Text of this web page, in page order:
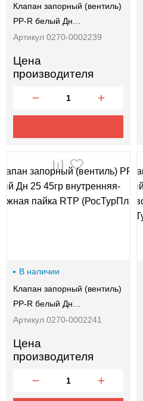
Клапан запорный (вентиль)
PP-R белый Дн…
Артикул 0270-0002239
Цена
производителя
В наличии
Клапан запорный (вентиль)
PP-R белый Дн…
Артикул 0270-0002241
Цена
производителя